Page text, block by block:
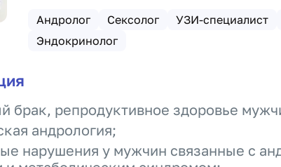
Андролог
Сексолог УЗИ-специалист
Эндокринолог
брак, репродуктивное здоровье
андрология;
нарушения у мужчин связанные с